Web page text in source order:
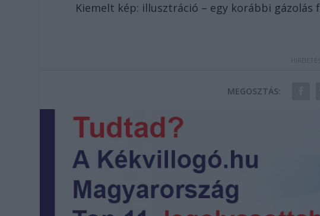
Kiemelt kép: illusztráció – egy korábbi gázolás
MEGOSZTÁS: